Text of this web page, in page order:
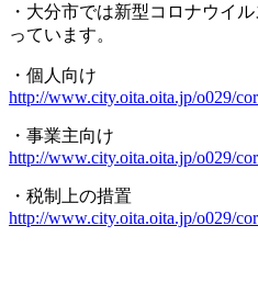
・大分市では新型コロナウイ
っています。
・個人向け
http://www.city.oita.oita.jp/o029/
・事業主向け
http://www.city.oita.oita.jp/o029/
・税制上の措置
http://www.city.oita.oita.jp/o029/